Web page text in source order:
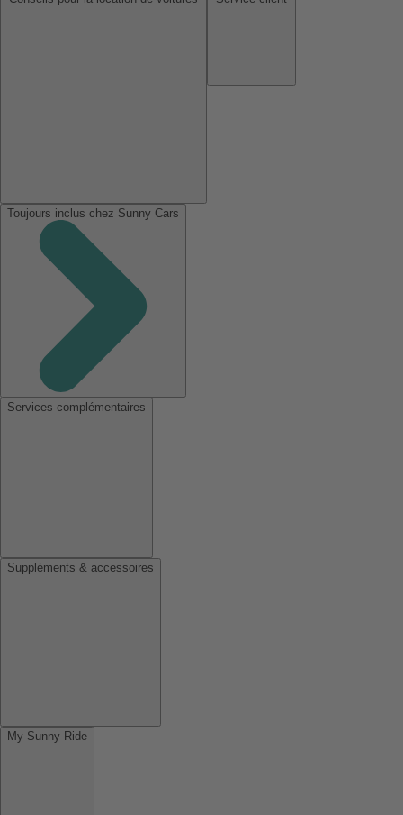
Toujours inclus chez Sunny Cars
Services complémentaires
Suppléments & accessoires
My Sunny Ride